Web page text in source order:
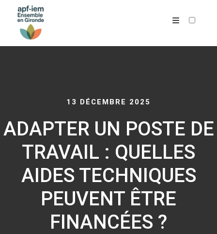
13 DÉCEMBRE 2025
ADAPTER UN POSTE DE
TRAVAIL : QUELLES
AIDES TECHNIQUES
PEUVENT ÊTRE
FINANCÉES ?